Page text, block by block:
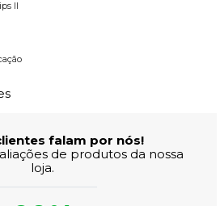
II
falam por nós!
de produtos da nossa
loja.